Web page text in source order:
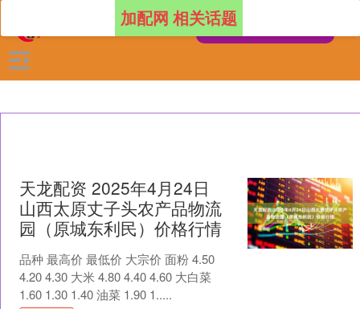
加配网 相关话题
天龙配资 2025年4月24日
山西太原丈子头农产品物流
园（原城东利民）价格行情
品种 最高价 最低价 大宗价 面粉 4.50
4.20 4.30 大米 4.80 4.40 4.60 大白菜
1.60 1.30 1.40 油菜 1.90 1.....